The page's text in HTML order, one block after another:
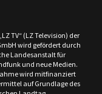
TV“ (LZ Television) der
wird gefördert durch
Landesanstalt für
und neue Medien.
wird mitfinanziert
auf Grundlage des